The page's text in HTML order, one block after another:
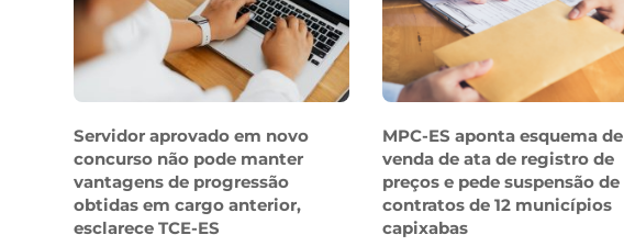
Servidor aprovado em novo
concurso não pode manter
vantagens de progressão
obtidas em cargo anterior,
esclarece TCE-ES
MPC-ES aponta esquema de
venda de ata de registro de
preços e pede suspensão de
contratos de 12 municípios
capixabas